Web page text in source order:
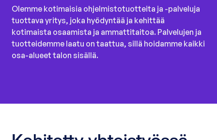
Olemme kotimaisia ohjelmistotuotteita ja -palveluja
tuottava yritys, joka hyödyntää ja kehittää
kotimaista osaamista ja ammattitaitoa. Palvelujen ja
tuotteidemme laatu on taattua, sillä hoidamme kaikki
osa-alueet talon sisällä.